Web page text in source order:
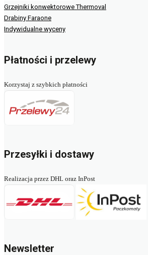
Grzejniki konwektorowe Thermoval
Drabiny Faraone
Indywidualne wyceny
Płatności i przelewy
Korzystaj z szybkich płatności
Przesyłki i dostawy
Realizacja przez DHL oraz InPost
Newsletter